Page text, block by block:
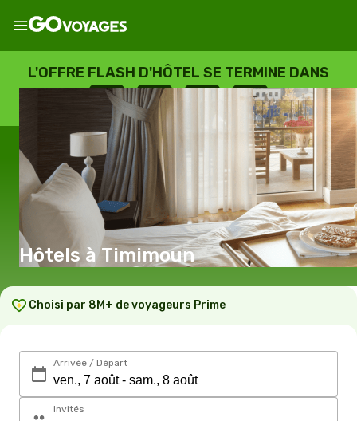
L'OFFRE FLASH D'HÔTEL SE TERMINE DANS
--
JOURS
: --
HEURES
: --
SECONDES
Hôtels à Timimoun
Choisi par 8M+ de voyageurs Prime
Arrivée / Départ
Invités